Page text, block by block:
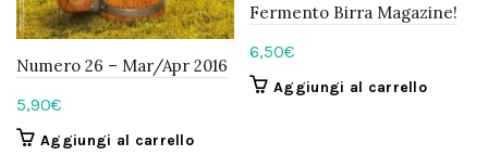
Numero 26 – Mar/Apr 2016
5,90€
Aggiungi al carrello
Fermento Birra Magazine!
6,50€
Aggiungi al carrello